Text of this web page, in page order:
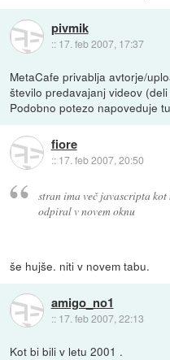
pivmik
:: 17. feb 2007, 17:37
MetaCafe privablja avtorje/
število predavajanj videov
Podobno potezo napoveduje
fiore
:: 17. feb 2007, 20:50
stran ima več javascripta
odpiral v novem oknu
še hujše. niti v novem tabu.
amigo_no1
:: 17. feb 2007, 22:13
Kot bi bili v letu 2001 .